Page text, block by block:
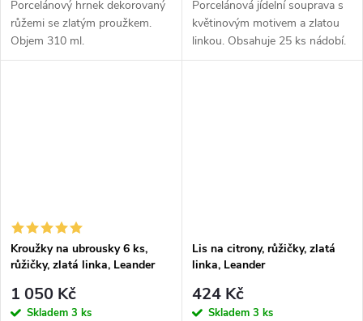
Porcelánový hrnek dekorovaný
růžemi se zlatým proužkem.
Objem 310 ml.
Porcelánová jídelní souprava s
květinovým motivem a zlatou
linkou. Obsahuje 25 ks nádobí.
Kroužky na ubrousky 6 ks,
růžičky, zlatá linka, Leander
1 050 Kč
Skladem 3 ks
Lis na citrony, růžičky, zlatá
linka, Leander
424 Kč
Skladem 3 ks